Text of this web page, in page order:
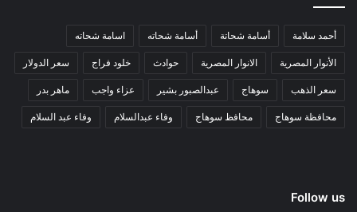
أحمد سلامة أسامة شحاتة أسامة شحاته اسامة شحاته
الأنوار المصرية الانوار المصرية حوادث خلود فراج سعر الدولار
سعر الذهب سوهاج عبدالصبور بشير عزاء واجب ماهر بدر
محافظة سوهاج محافظ سوهاج وفاء عبدالسلام وفاء عبد السلام
Follow us